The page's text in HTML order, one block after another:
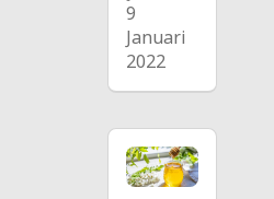
9
Januari
2022